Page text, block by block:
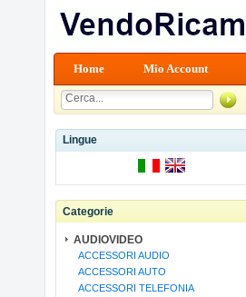
Home Mio Account
Lingue
Categorie
AUDIOVIDEO
ACCESSORI AUDIO
ACCESSORI AUTO
ACCESSORI TELEFONIA